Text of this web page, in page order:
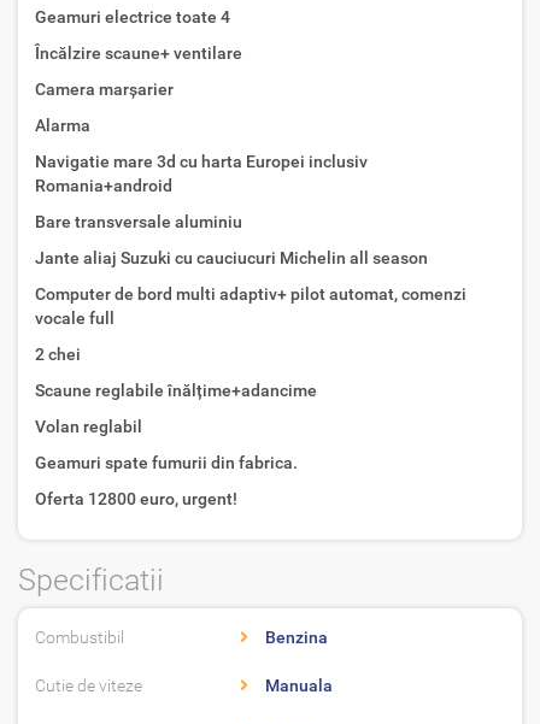
Geamuri electrice toate 4
Încălzire scaune+ ventilare
Camera marșarier
Alarma
Navigatie mare 3d cu harta Europei inclusiv
Romania+android
Bare transversale aluminiu
Jante aliaj Suzuki cu cauciucuri Michelin all season
Computer de bord multi adaptiv+ pilot automat, comenzi
vocale full
2 chei
Scaune reglabile înălțime+adancime
Volan reglabil
Geamuri spate fumurii din fabrica.
Oferta 12800 euro, urgent!
Specificatii
Combustibil Benzina
Cutie de viteze Manuala